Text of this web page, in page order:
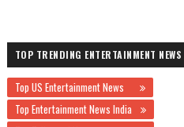
TOP TRENDING ENTERTAINMENT NEWS
Top US Entertainment News
Top Entertainment News India